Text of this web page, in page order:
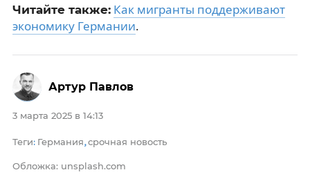
Читайте также: Как мигранты поддерживают
экономику Германии.
3 марта 2025 в 14:13
Теги: Германия,срочная новость
Обложка: unsplash.com
Артур Павлов